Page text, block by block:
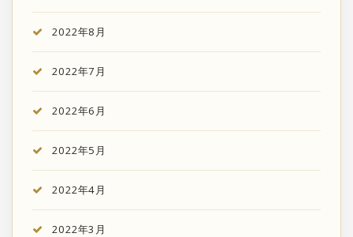
2022年8月
2022年7月
2022年6月
2022年5月
2022年4月
2022年3月